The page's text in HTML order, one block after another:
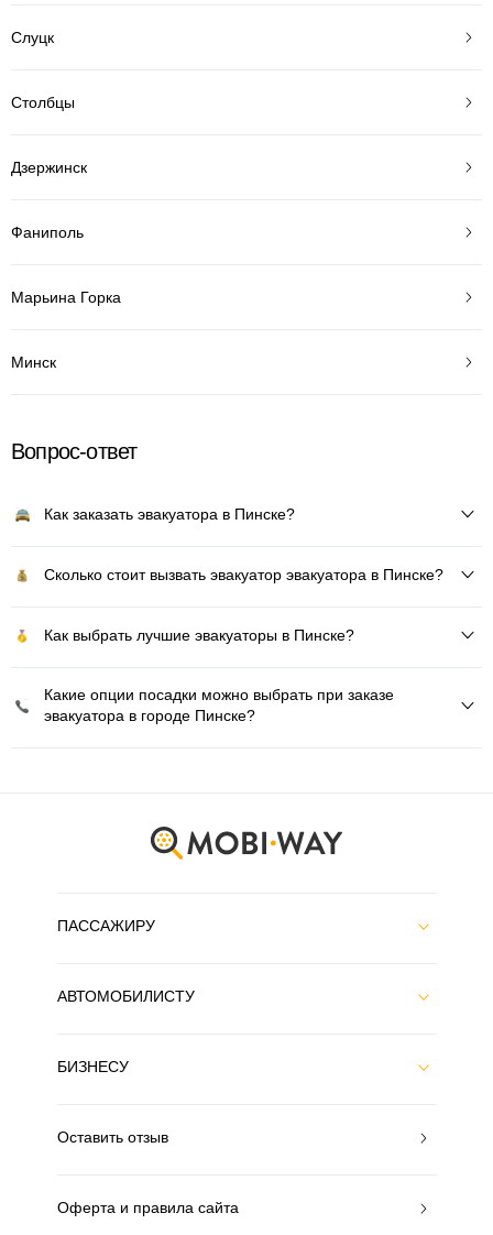
Слуцк
Столбцы
Дзержинск
Фаниполь
Марьина Горка
Минск
Вопрос-ответ
Как заказать эвакуатора в Пинске?
Сколько стоит вызвать эвакуатор эвакуатора в Пинске?
Как выбрать лучшие эвакуаторы в Пинске?
Какие опции посадки можно выбрать при заказе
эвакуатора в городе Пинске?
ПАССАЖИРУ
АВТОМОБИЛИСТУ
БИЗНЕСУ
Оставить отзыв
Оферта и правила сайта